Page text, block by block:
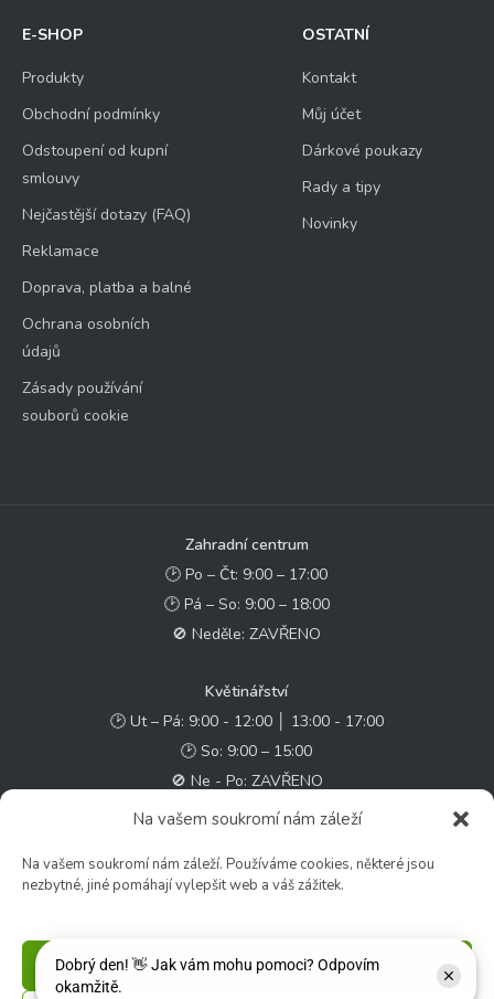
Na vašem soukromí nám záleží
Na vašem soukromí nám záleží. Používáme cookies, některé jsou
nezbytné, jiné pomáhají vylepšit web a váš zážitek.
Příjmout
E-SHOP
Produkty
Obchodní podmínky
Odstoupení od kupní
smlouvy
Nejčastější dotazy (FAQ)
Reklamace
Doprava, platba a balné
Ochrana osobních
údajů
Zásady používání
souborů cookie
OSTATNÍ
Kontakt
Můj účet
Dárkové poukazy
Rady a tipy
Novinky
Zahradní centrum
🕑 Po – Čt: 9:00 – 17:00
🕑 Pá – So: 9:00 – 18:00
🚫 Neděle: ZAVŘENO
Květinářství
🕑 Ut – Pá: 9:00 - 12:00 │ 13:00 - 17:00
🕑 So: 9:00 – 15:00
🚫 Ne - Po: ZAVŘENO
✉️ e-shop@zcstrakovo.cz